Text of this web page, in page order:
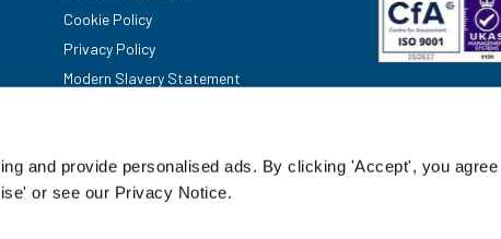
and provide personalised ads. By clicking 'Accept', you agree
or see our Privacy Notice.
Cookie Policy
Privacy Policy
Modern Slavery Statement